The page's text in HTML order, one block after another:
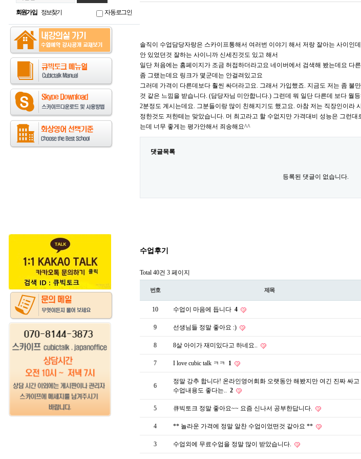
회원가입 정보찾기 자동로그인
솔직이 수업담당자랑은 스카이프통해서 여러번 이야기 해서 저랑 잘아는 사이인
안 있었던것 잘하는 사이니까 신세진것도 있고 해서
일단 처음에는 홈페이지가 조금 허접하더라고요 네이버에서 검색해 봤는데요 다
좀 그랬는데요 링크가 몇군데는 안걸려있고요
그러데 가격이 다른데보다 훨씬 싸더라고요. 그래서 가입했죠. 지금도 저는 좀 불
것 같은 느낌을 받습니다. (담당자님 미안합니다.) 그런데 뭐 일단 다른데 보다 월
2분정도 계시는데요. 그분들이랑 많이 친해지기도 했고요. 아참 저는 직장인이라
정한것도 저한테는 맞았습니다. 머 최고라고 할 수없지만 가격대비 성능은 그런
는데 너무 좋게는 평가안해서 죄송해요^^
댓글목록
등록된 댓글이 없습니다.
수업후기
Total 40건 3 페이지
번호 제목
10 수업이 마음에 듭니다 4
9 선생님들 정말 좋아요 :)
8 8살 아이가 재미있다고 하네요..
7 I love cubic talk ㅋㅋ 1
6
정말 강추 합니다! 온라인영어회화 오랫동안 해봤지만 여긴 진짜 싸고
수업내용도 좋다는.. 2
5 큐빅토크 정말 좋아요~~ 요즘 신나서 공부한답니다.
4 ** 놀라운 가격에 정말 알찬 수업이었떤것 같아요 **
3 수업외에 무료수업을 정말 많이 받았습니다.